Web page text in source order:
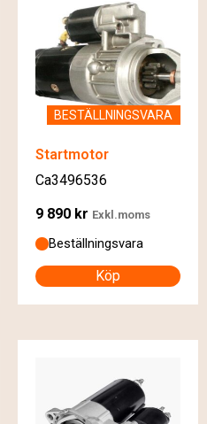
BESTÄLLNINGSVARA
Startmotor
Ca3496536
9 890 kr Exkl.moms
Beställningsvara
Köp